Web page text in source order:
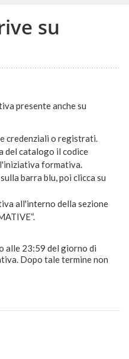
su
presente anche su
credenziali o registrati.
del catalogo il codice
formativa.
barra blu, poi clicca su
all'interno della sezione
alle 23:59 del giorno di
Dopo tale termine non